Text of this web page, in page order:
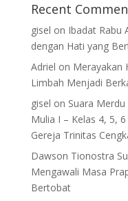
Recent
gisel on Ibadat Rabu
dengan Hati yang
Adriel on Merayakan
Limbah Menjadi
gisel on Suara
Mulia I – Kelas 4, 5,
Gereja Trinitas
Dawson Tionostra
Mengawali Masa
Bertobat